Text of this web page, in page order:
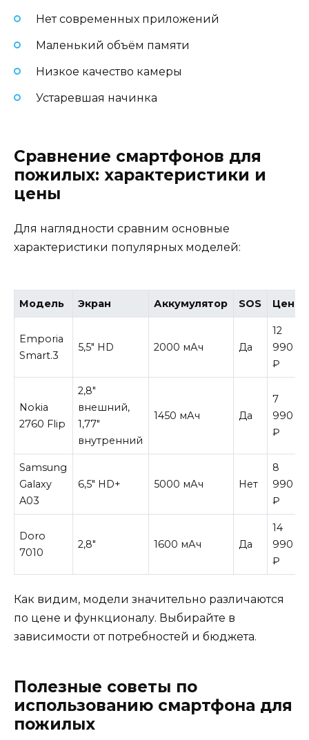
Нет современных приложений
Маленький объём памяти
Низкое качество камеры
Устаревшая начинка
Сравнение смартфонов для
пожилых: характеристики и
цены
Для наглядности сравним основные
характеристики популярных моделей:
Модель Экран Аккумулятор SOS Цена
Emporia
Smart.3
5,5″ HD 2000 мАч Да
12
990
₽
Nokia
2760 Flip
2,8″
внешний,
1,77″
внутренний
1450 мАч Да
7
990
₽
Samsung
Galaxy
A03
6,5″ HD+ 5000 мАч Нет
8
990
₽
Doro
7010
2,8″ 1600 мАч Да
14
990
₽
Как видим, модели значительно различаются
по цене и функционалу. Выбирайте в
зависимости от потребностей и бюджета.
Полезные советы по
использованию смартфона для
пожилых